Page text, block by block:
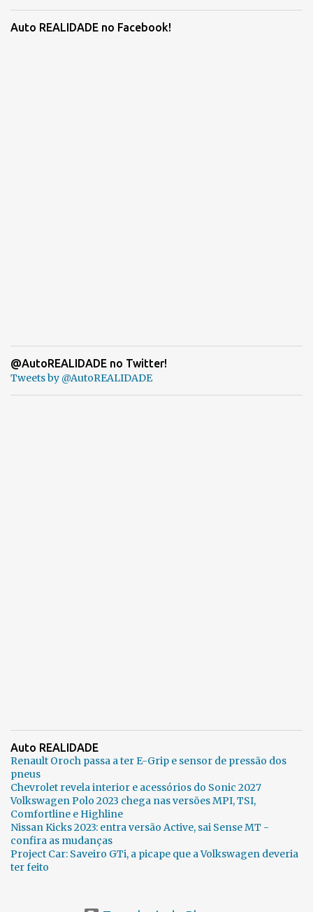
Auto REALIDADE no Facebook!
@AutoREALIDADE no Twitter!
Tweets by @AutoREALIDADE
Auto REALIDADE
Renault Oroch passa a ter E-Grip e sensor de pressão dos
pneus
Chevrolet revela interior e acessórios do Sonic 2027
Volkswagen Polo 2023 chega nas versões MPI, TSI,
Comfortline e Highline
Nissan Kicks 2023: entra versão Active, sai Sense MT -
confira as mudanças
Project Car: Saveiro GTi, a picape que a Volkswagen deveria
ter feito